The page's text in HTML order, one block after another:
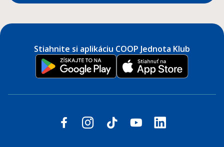
Stiahnite si aplikáciu COOP Jednota Klub
Sledujte nás na sociálnych sieťach
facebookinstagram
tiktok youtubelinkedin